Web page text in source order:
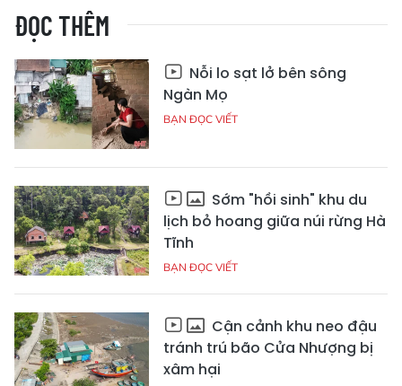
ĐỌC THÊM
Nỗi lo sạt lở bên sông
Ngàn Mọ
BẠN ĐỌC VIẾT
Sớm "hồi sinh" khu du
lịch bỏ hoang giữa núi rừng Hà
Tĩnh
BẠN ĐỌC VIẾT
Cận cảnh khu neo đậu
tránh trú bão Cửa Nhượng bị
xâm hại